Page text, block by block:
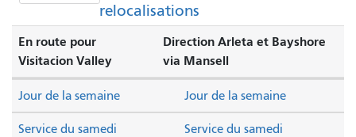
relocalisations
En route pour
Visitacion Valley
Direction Arleta et Bayshore
via Mansell
Service du samedi Service du samedi
Jour de la semaine Jour de la semaine